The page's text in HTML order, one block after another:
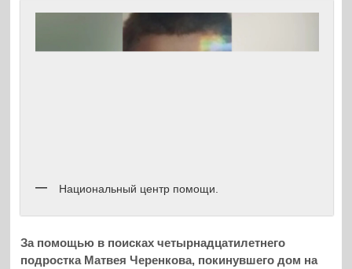
Национальный центр помощи.
За помощью в поисках четырнадцатилетнего
подростка Матвея Черенкова, покинувшего дом на